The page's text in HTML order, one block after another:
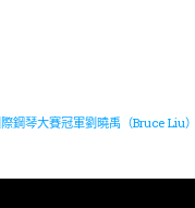
鋼琴大賽冠軍劉曉禹（Bruce Liu